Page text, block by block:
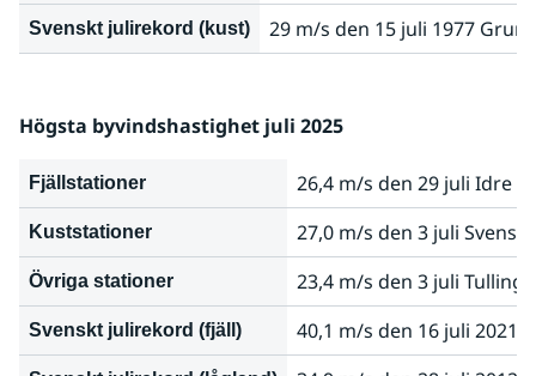
Svenskt julirekord (kust) 29 m/s den 15 juli 1977
Högsta byvindshastighet juli 2025
Fjällstationer 26,4 m/s den 29 juli Idre
Kuststationer 27,0 m/s den 3 juli
Övriga stationer 23,4 m/s den 3 juli
Svenskt julirekord (fjäll) 40,1 m/s den 16 juli 2021